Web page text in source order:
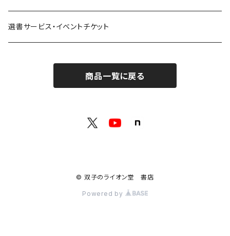
共鳴：他者や世界とつながる
記憶：過去と向き合う
余白：答えを出さない時間
寿郎社
韓国文学フェア！！
ZINE・同人誌フェア！！（2023年11月）
詩歌フェア！！（2023年10月）
書籍
選書サービス・イベントチケット
商品一覧に戻る
© 双子のライオン堂 書店
Powered by